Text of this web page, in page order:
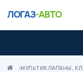
ЛОГАЗ-АВТО
МУЛЬТИКЛАПАНЫ,